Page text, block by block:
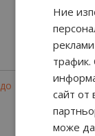
28.58€ / 55.
90€ /
до
Ние
сайт от
може да